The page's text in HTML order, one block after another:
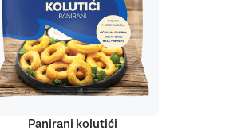
Panirani kolutići